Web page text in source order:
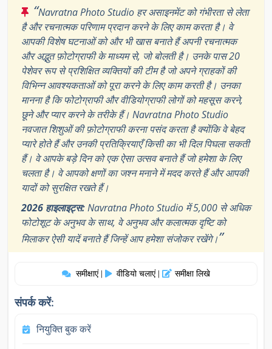
“Navratna Photo Studio हर असाइनमेंट को गंभीरता से लेता
है और रचनात्मक परिणाम प्रदान करने के लिए काम करता है। वे
आपकी विशेष घटनाओं को और भी खास बनाते हैं अपनी रचनात्मक
और अद्भुत फ़ोटोग्राफी के माध्यम से, जो बोलती है। उनके पास 20
पेशेवर रूप से प्रशिक्षित व्यक्तियों की टीम है जो अपने ग्राहकों की
विभिन्न आवश्यकताओं को पूरा करने के लिए काम करती है। उनका
मानना है कि फोटोग्राफी और वीडियोग्राफी लोगों को महसूस करने,
छूने और प्यार करने के तरीके हैं। Navratna Photo Studio
नवजात शिशुओं की फ़ोटोग्राफी करना पसंद करता है क्योंकि वे बेहद
प्यारे होते हैं और उनकी प्रतिक्रियाएँ किसी का भी दिल पिघला सकती
हैं। वे आपके बड़े दिन को एक ऐसा उत्सव बनाते हैं जो हमेशा के लिए
चलता है। वे आपको क्षणों का जश्न मनाने में मदद करते हैं और आपकी
यादों को सुरक्षित रखते हैं।
2026 हाइलाइट्स:Navratna Photo Studio में 5,000 से अधिक
फोटोशूट के अनुभव के साथ, वे अनुभव और कलात्मक दृष्टि को
मिलाकर ऐसी यादें बनाते हैं जिन्हें आप हमेशा संजोकर रखेंगे।”
समीक्षाएं | वीडियो चलाएं | समीक्षा लिखे
संपर्क करें:
नियुक्ति बुक करें